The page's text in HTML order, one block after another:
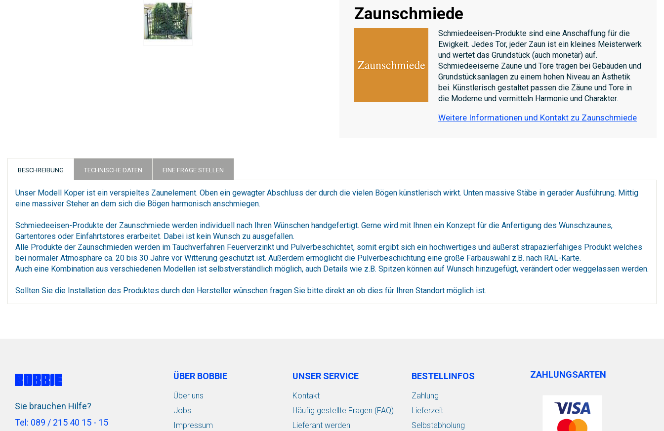
Zaunschmiede
Schmiedeeisen-Produkte sind eine Anschaffung für die
Ewigkeit. Jedes Tor, jeder Zaun ist ein kleines Meisterwerk
und wertet das Grundstück (auch monetär) auf.
Schmiedeeiserne Zäune und Tore tragen bei Gebäuden und
Grundstücksanlagen zu einem hohen Niveau an Ästhetik
bei. Künstlerisch gestaltet passen die Zäune und Tore in
die Moderne und vermitteln Harmonie und Charakter.
Weitere Informationen und Kontakt zu Zaunschmiede
BESCHREIBUNG
Unser Modell Koper ist ein verspieltes Zaunelement. Oben ein gewagter Abschluss der durch die vielen Bögen künstlerisch wirkt. Unten massive Stäbe in gerader Ausführung. Mittig
eine massiver Steher an dem sich die Bögen harmonisch anschmiegen.
Schmiedeeisen-Produkte der Zaunschmiede werden individuell nach Ihren Wünschen handgefertigt. Gerne wird mit Ihnen ein Konzept für die Anfertigung des Wunschzaunes,
Gartentores oder Einfahrtstores erarbeitet. Dabei ist kein Wunsch zu ausgefallen.
Alle Produkte der Zaunschmieden werden im Tauchverfahren Feuerverzinkt und Pulverbeschichtet, somit ergibt sich ein hochwertiges und äußerst strapazierfähiges Produkt welches
bei normaler Atmosphäre ca. 20 bis 30 Jahre vor Witterung geschützt ist. Außerdem ermöglicht die Pulverbeschichtung eine große Farbauswahl z.B. nach RAL-Karte.
Auch eine Kombination aus verschiedenen Modellen ist selbstverständlich möglich, auch Details wie z.B. Spitzen können auf Wunsch hinzugefügt, verändert oder weggelassen werden.
Sollten Sie die Installation des Produktes durch den Hersteller wünschen fragen Sie bitte direkt an ob dies für Ihren Standort möglich ist.
TECHNISCHE DATEN EINE FRAGE STELLEN
Sie brauchen Hilfe?
Tel: 089 / 215 40 15 - 15
ÜBER BOBBIE
Über uns
Jobs
Impressum
UNSER SERVICE
Kontakt
Häufig gestellte Fragen (FAQ)
Lieferant werden
BESTELLINFOS
Zahlung
Lieferzeit
Selbstabholung
ZAHLUNGSARTEN